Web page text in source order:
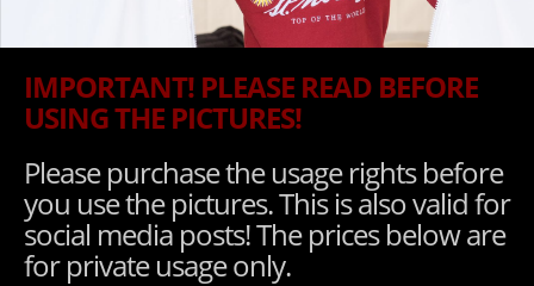
IMPORTANT! PLEASE READ BEFORE
USING THE PICTURES!
Please purchase the usage rights before
you use the pictures. This is also valid for
social media posts! The prices below are
for private usage only.